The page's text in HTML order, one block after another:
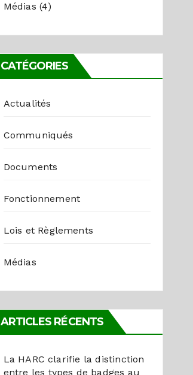
Médias (4)
CATÉGORIES
Actualités
Communiqués
Documents
Fonctionnement
Lois et Règlements
Médias
ARTICLES RÉCENTS
La HARC clarifie la distinction
entre les types de badges au